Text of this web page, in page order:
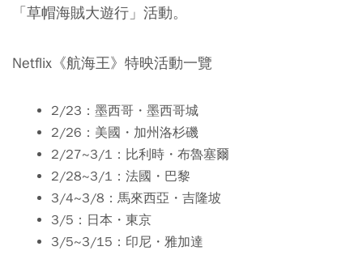
「草帽海賊大遊行 」活動。
Netflix《航海王》特映活動一覽
2/23：墨西哥・墨西哥城
2/26：美國・加州洛杉磯
2/27~3/1：比利時・布魯塞爾
2/28~3/1：法國・巴黎
3/4~3/8：馬來西亞・吉隆坡
3/5：日本・東京
3/5~3/15：印尼・雅加達